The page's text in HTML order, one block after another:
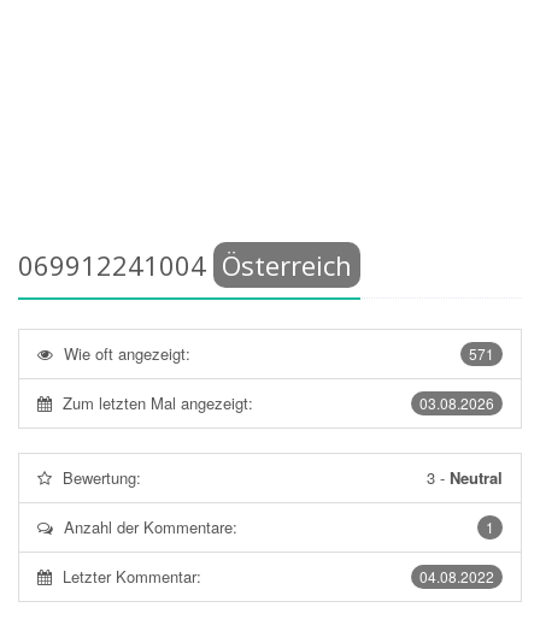
069912241004 Österreich
571
Wie oft angezeigt:
03.08.2026
Zum letzten Mal angezeigt:
Bewertung: 3 - Neutral
1
Anzahl der Kommentare:
04.08.2022
Letzter Kommentar: